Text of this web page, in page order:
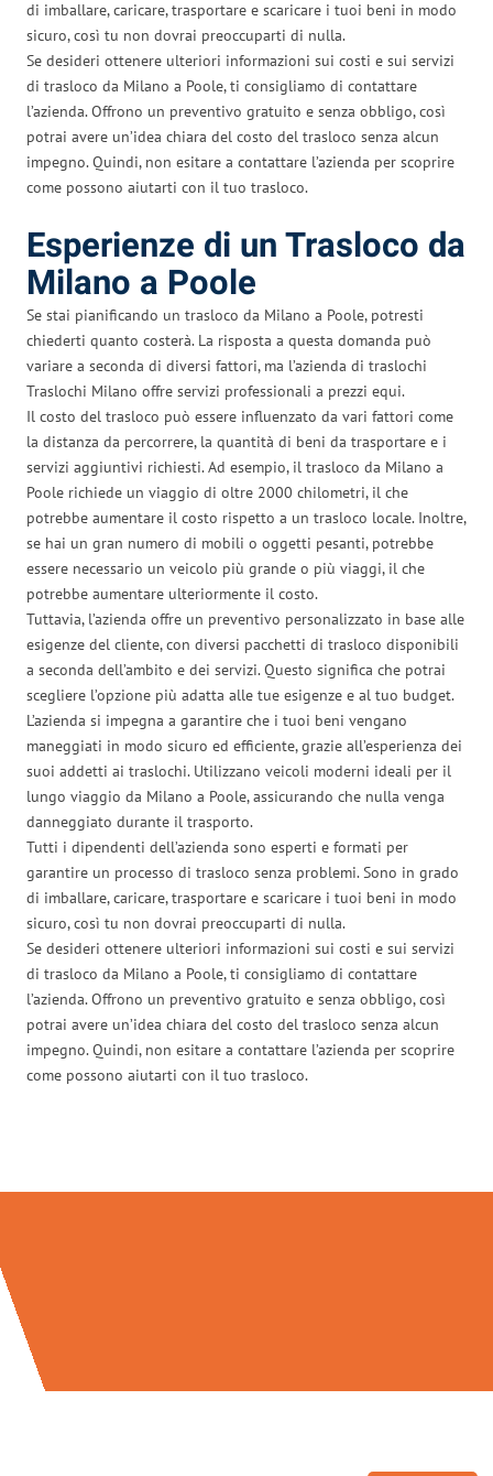
di imballare, caricare, trasportare e scaricare i tuoi beni in modo
sicuro, così tu non dovrai preoccuparti di nulla.
Se desideri ottenere ulteriori informazioni sui costi e sui servizi
di trasloco da Milano a Poole, ti consigliamo di contattare
l’azienda. Offrono un preventivo gratuito e senza obbligo, così
potrai avere un’idea chiara del costo del trasloco senza alcun
impegno. Quindi, non esitare a contattare l’azienda per scoprire
come possono aiutarti con il tuo trasloco.
Esperienze di un Trasloco da
Milano a Poole
Se stai pianificando un trasloco da Milano a Poole, potresti
chiederti quanto costerà. La risposta a questa domanda può
variare a seconda di diversi fattori, ma l’azienda di traslochi
Traslochi Milano offre servizi professionali a prezzi equi.
Il costo del trasloco può essere influenzato da vari fattori come
la distanza da percorrere, la quantità di beni da trasportare e i
servizi aggiuntivi richiesti. Ad esempio, il trasloco da Milano a
Poole richiede un viaggio di oltre 2000 chilometri, il che
potrebbe aumentare il costo rispetto a un trasloco locale. Inoltre,
se hai un gran numero di mobili o oggetti pesanti, potrebbe
essere necessario un veicolo più grande o più viaggi, il che
potrebbe aumentare ulteriormente il costo.
Tuttavia, l’azienda offre un preventivo personalizzato in base alle
esigenze del cliente, con diversi pacchetti di trasloco disponibili
a seconda dell’ambito e dei servizi. Questo significa che potrai
scegliere l’opzione più adatta alle tue esigenze e al tuo budget.
L’azienda si impegna a garantire che i tuoi beni vengano
maneggiati in modo sicuro ed efficiente, grazie all’esperienza dei
suoi addetti ai traslochi. Utilizzano veicoli moderni ideali per il
lungo viaggio da Milano a Poole, assicurando che nulla venga
danneggiato durante il trasporto.
Tutti i dipendenti dell’azienda sono esperti e formati per
garantire un processo di trasloco senza problemi. Sono in grado
di imballare, caricare, trasportare e scaricare i tuoi beni in modo
sicuro, così tu non dovrai preoccuparti di nulla.
Se desideri ottenere ulteriori informazioni sui costi e sui servizi
di trasloco da Milano a Poole, ti consigliamo di contattare
l’azienda. Offrono un preventivo gratuito e senza obbligo, così
potrai avere un’idea chiara del costo del trasloco senza alcun
impegno. Quindi, non esitare a contattare l’azienda per scoprire
come possono aiutarti con il tuo trasloco.